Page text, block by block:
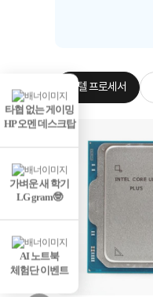
타협 없는 게이밍
HP 오멘 데스크탑
가벼운 새 학기
LG gram🤓
AI 노트북
체험단 이벤트
인텔 프로세서